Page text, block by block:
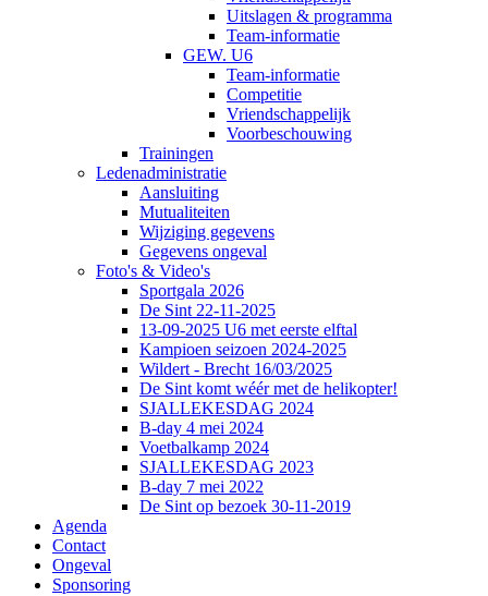
Uitslagen & programma
Team-informatie
GEW. U6
Team-informatie
Competitie
Vriendschappelijk
Voorbeschouwing
Trainingen
Ledenadministratie
Aansluiting
Mutualiteiten
Wijziging gegevens
Gegevens ongeval
Foto's & Video's
Sportgala 2026
De Sint 22-11-2025
13-09-2025 U6 met eerste elftal
Kampioen seizoen 2024-2025
Wildert - Brecht 16/03/2025
De Sint komt wéér met de helikopter!
SJALLEKESDAG 2024
B-day 4 mei 2024
Voetbalkamp 2024
SJALLEKESDAG 2023
B-day 7 mei 2022
De Sint op bezoek 30-11-2019
Agenda
Contact
Ongeval
Sponsoring